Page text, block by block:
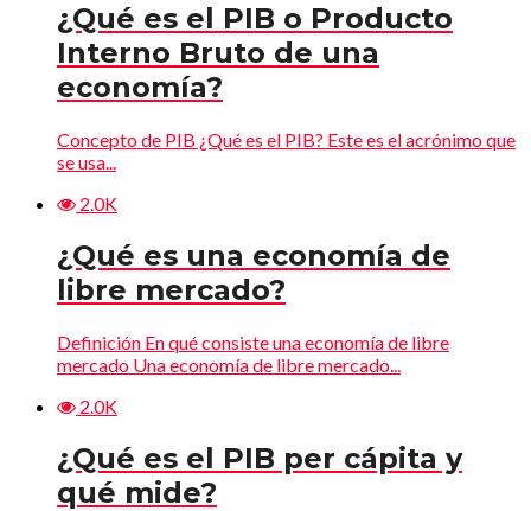
¿Qué es el PIB o Producto
Interno Bruto de una
economía?
Concepto de PIB ¿Qué es el PIB? Este es el acrónimo que
se usa...
2.0K
¿Qué es una economía de
libre mercado?
Definición En qué consiste una economía de libre
mercado Una economía de libre mercado...
2.0K
¿Qué es el PIB per cápita y
qué mide?